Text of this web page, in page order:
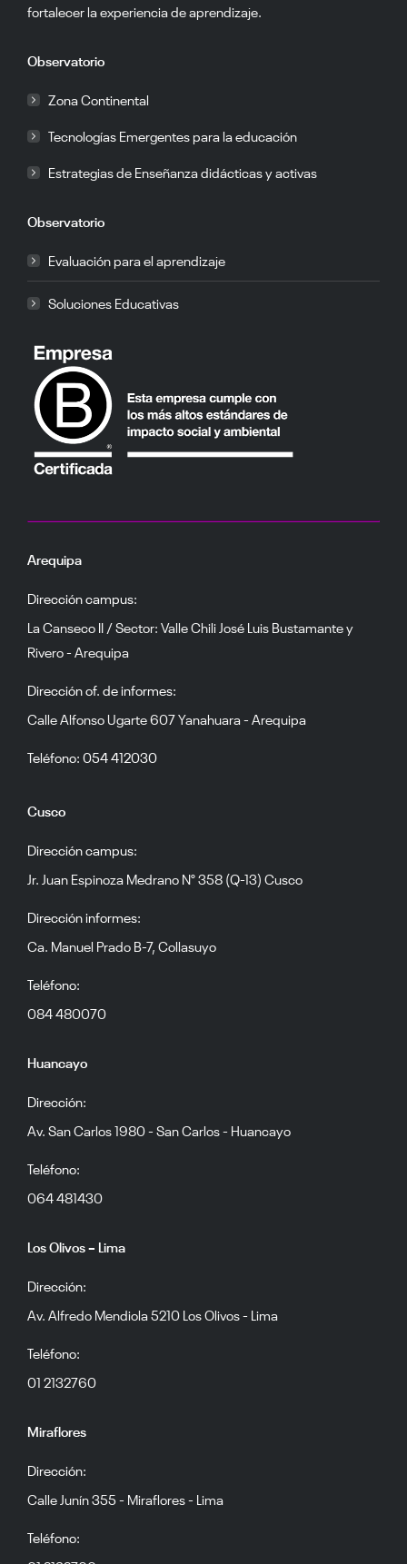
fortalecer la experiencia de aprendizaje.
Observatorio
Zona Continental
Tecnologías Emergentes para la educación
Estrategias de Enseñanza didácticas y activas
Observatorio
Evaluación para el aprendizaje
Soluciones Educativas
Arequipa
Dirección campus:
La Canseco II / Sector: Valle Chili José Luis Bustamante y
Rivero - Arequipa
Dirección of. de informes:
Calle Alfonso Ugarte 607 Yanahuara - Arequipa
Teléfono: 054 412030
Cusco
Dirección campus:
Jr. Juan Espinoza Medrano N° 358 (Q-13) Cusco
Dirección informes:
Ca. Manuel Prado B-7, Collasuyo
Teléfono:
084 480070
Huancayo
Dirección:
Av. San Carlos 1980 - San Carlos - Huancayo
Teléfono:
064 481430
Los Olivos – Lima
Dirección:
Av. Alfredo Mendiola 5210 Los Olivos - Lima
Teléfono:
01 2132760
Miraflores
Dirección:
Calle Junín 355 - Miraflores - Lima
Teléfono: